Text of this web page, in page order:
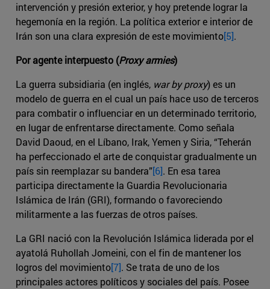
intervención y presión exterior, y hoy pretende lograr la
hegemonía en la región. La política exterior e interior de
Irán son una clara expresión de este movimiento[5].
Por agente interpuesto (Proxy armies)
La guerra subsidiaria (en inglés, war by proxy) es un
modelo de guerra en el cual un país hace uso de terceros
para combatir o influenciar en un determinado territorio,
en lugar de enfrentarse directamente. Como señala
David Daoud, en el Líbano, Irak, Yemen y Siria, “Teherán
ha perfeccionado el arte de conquistar gradualmente un
país sin reemplazar su bandera”[6]. En esa tarea
participa directamente la Guardia Revolucionaria
Islámica de Irán (GRI), formando o favoreciendo
militarmente a las fuerzas de otros países.
La GRI nació con la Revolución Islámica liderada por el
ayatolá Ruhollah Jomeini, con el fin de mantener los
logros del movimiento[7]. Se trata de uno de los
principales actores políticos y sociales del país. Posee